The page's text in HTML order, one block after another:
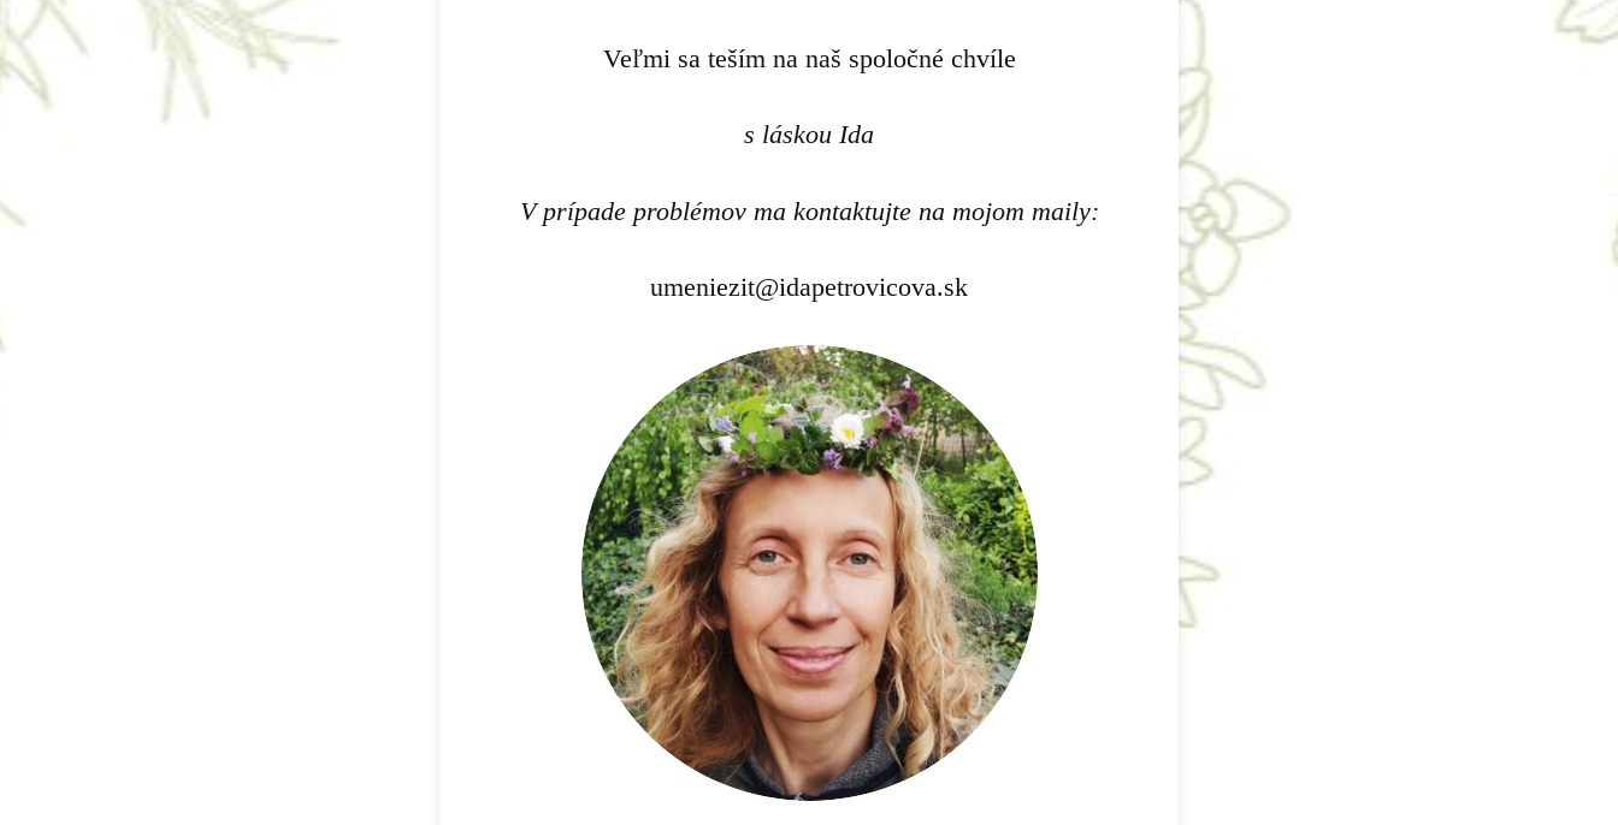
Veľmi sa teším na naš spoločné chvíle
s láskou Ida
V prípade problémov ma kontaktujte na mojom maily:
umeniezit@idapetrovicova.sk